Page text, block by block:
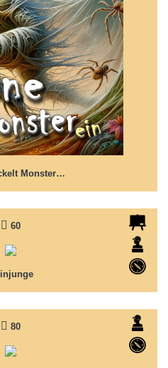
Monster…
Monster ein
überlistet...
60
Sein und Werden...
80
Moosblau
doch nicht!?